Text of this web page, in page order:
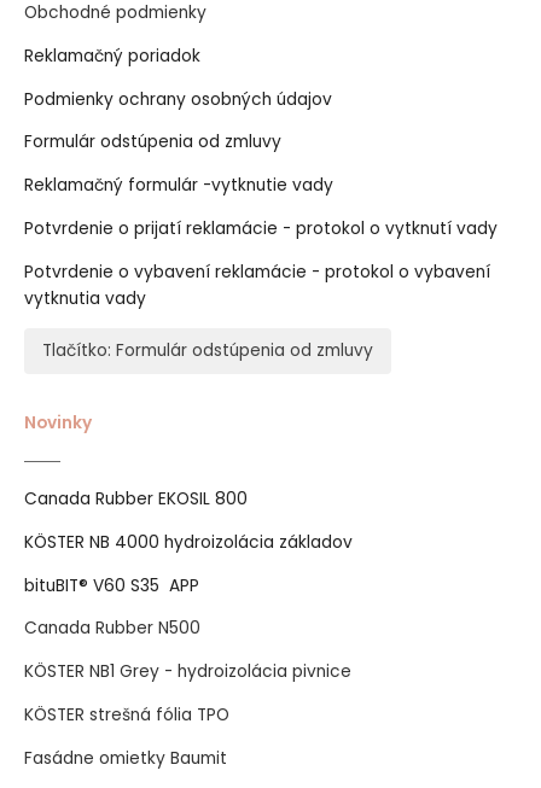
Obchodné podmienky
Reklamačný poriadok
Podmienky ochrany osobných údajov
Formulár odstúpenia od zmluvy
Reklamačný formulár -vytknutie vady
Potvrdenie o prijatí reklamácie - protokol o vytknutí vady
Potvrdenie o vybavení reklamácie - protokol o vybavení
vytknutia vady
Tlačítko: Formulár odstúpenia od zmluvy
Novinky
Canada Rubber EKOSIL 800
KÖSTER NB 4000 hydroizolácia základov
bituBIT® V60 S35 APP
Canada Rubber N500
KÖSTER NB1 Grey - hydroizolácia pivnice
KÖSTER strešná fólia TPO
Fasádne omietky Baumit